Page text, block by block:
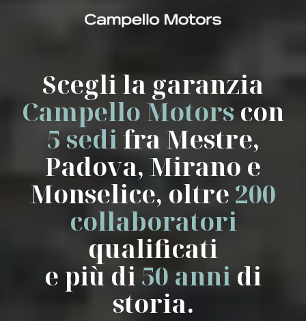
Scegli la garanzia
Campello Motors con
5 sedifra Mestre,
Padova, Mirano e
Monselice, oltre 200
collaboratori
qualificati
e più di50 anni di
storia.